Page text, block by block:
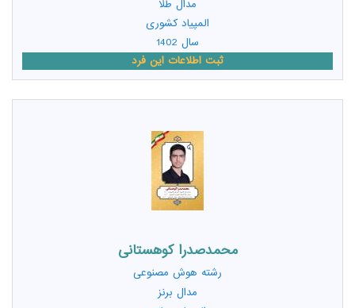
مدال طلا
المپیاد کشوری
سال 1402
ثبت اطلاعات این فرد
محمدصدرا کوهستانی
رشته هوش مصنوعی
مدال برنز